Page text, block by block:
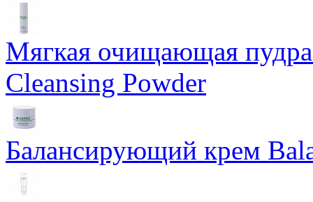
Мягкая очищающая
Cleansing Powder
Балансирующий крем